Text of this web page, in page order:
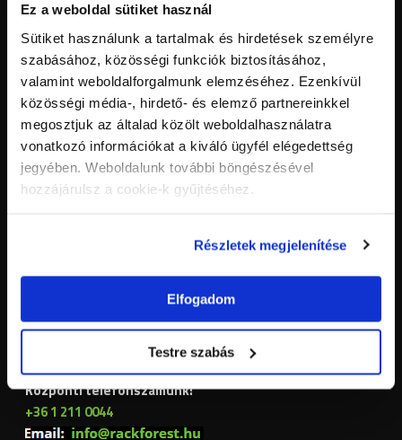
Ez a weboldal sütiket használ
Sütiket használunk a tartalmak és hirdetések személyre
szabásához, közösségi funkciók biztosításához,
valamint weboldalforgalmunk elemzéséhez. Ezenkívül
közösségi média-, hirdető- és elemző partnereinkkel
megosztjuk az általad közölt weboldalhasználatra
vonatkozó információkat a kiváló ügyfél elégedettség
jegyében. Weboldalunk további böngészésével
hozzájárulsz a cookie-k gyűjtéséhez.
Részletek megjelenítése
Elfogadom
Testre szabás
RACKFOREST ZRT.
Victor Hugo utca 11.
Adószám: 32056842-2-41
Központi telefonszámunk:
+36 1 211 0044